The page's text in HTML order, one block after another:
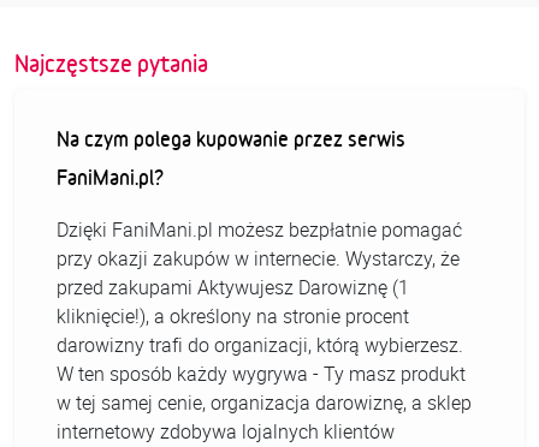
Najczęstsze pytania
Na czym polega kupowanie przez serwis
FaniMani.pl?
Dzięki FaniMani.pl możesz bezpłatnie pomagać
przy okazji zakupów w internecie. Wystarczy, że
przed zakupami Aktywujesz Darowiznę (1
kliknięcie!), a określony na stronie procent
darowizny trafi do organizacji, którą wybierzesz.
W ten sposób każdy wygrywa - Ty masz produkt
w tej samej cenie, organizacja darowiznę, a sklep
internetowy zdobywa lojalnych klientów